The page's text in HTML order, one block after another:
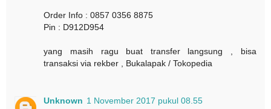
Order Info : 0857 0356 8875
Pin : D912D954
yang masih ragu buat transfer langsung , bisa
transaksi via rekber , Bukalapak / Tokopedia
Unknown 1 November 2017 pukul 08.55